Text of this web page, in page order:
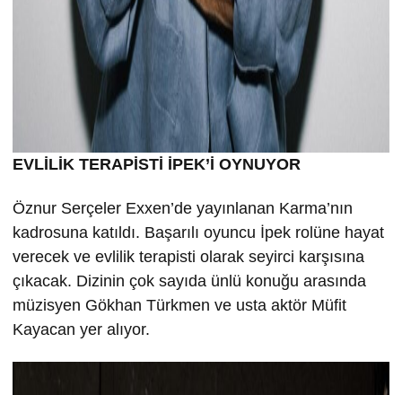
EVLİLİK TERAPİSTİ İPEK’İ OYNUYOR
Öznur Serçeler Exxen’de yayınlanan Karma’nın
kadrosuna katıldı. Başarılı oyuncu İpek rolüne hayat
verecek ve evlilik terapisti olarak seyirci karşısına
çıkacak. Dizinin çok sayıda ünlü konuğu arasında
müzisyen Gökhan Türkmen ve usta aktör Müfit
Kayacan yer alıyor.